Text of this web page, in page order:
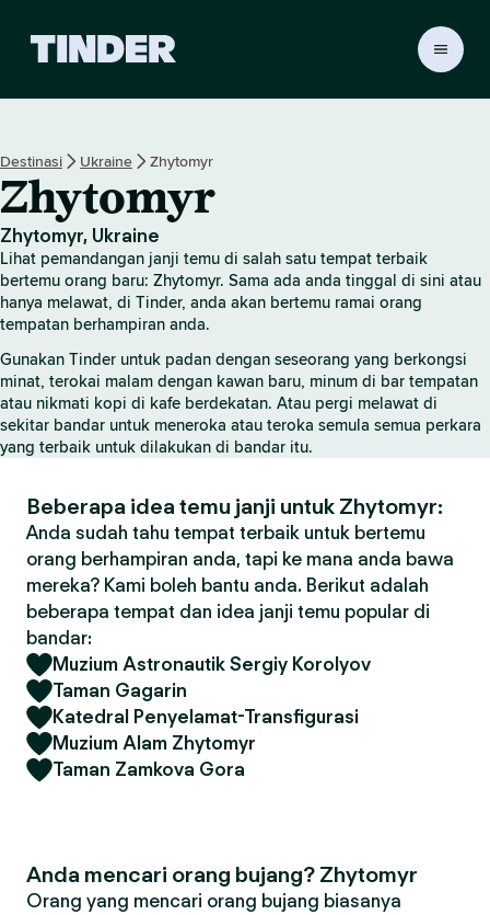
a
U
a
m
a
T
n
d
e
r
Destinasi Ukraine Zhytomyr
Zhytomyr
Zhytomyr, Ukraine
Lihat pemandangan janji temu di salah satu tempat terbaik
bertemu orang baru: Zhytomyr. Sama ada anda tinggal di sini atau
hanya melawat, di Tinder, anda akan bertemu ramai orang
tempatan berhampiran anda.
Gunakan Tinder untuk padan dengan seseorang yang berkongsi
minat, terokai malam dengan kawan baru, minum di bar tempatan
atau nikmati kopi di kafe berdekatan. Atau pergi melawat di
sekitar bandar untuk meneroka atau teroka semula semua perkara
yang terbaik untuk dilakukan di bandar itu.
Beberapa idea temu janji untuk Zhytomyr:
Anda sudah tahu tempat terbaik untuk bertemu
orang berhampiran anda, tapi ke mana anda bawa
mereka? Kami boleh bantu anda. Berikut adalah
beberapa tempat dan idea janji temu popular di
bandar:
Muzium Astronautik Sergiy Korolyov
Taman Gagarin
Katedral Penyelamat-Transfigurasi
Muzium Alam Zhytomyr
Taman Zamkova Gora
Anda mencari orang bujang? Zhytomyr
Orang yang mencari orang bujang biasanya